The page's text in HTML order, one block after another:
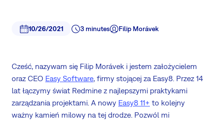
10/26/2021 3 minutes Filip Morávek
Cześć, nazywam się Filip Morávek i jestem założycielem
oraz CEO Easy Software, firmy stojącej za Easy8. Przez 14
lat łączymy świat Redmine z najlepszymi praktykami
zarządzania projektami. A nowy Easy8 11+ to kolejny
ważny kamień milowy na tej drodze. Pozwól mi